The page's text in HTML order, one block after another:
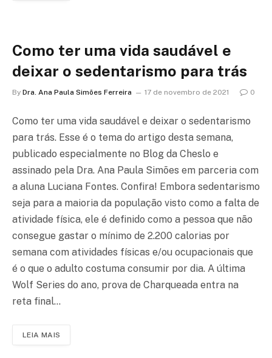
Como ter uma vida saudável e
deixar o sedentarismo para trás
By Dra. Ana Paula Simões Ferreira 17 de novembro de 2021 0
Como ter uma vida saudável e deixar o sedentarismo
para trás. Esse é o tema do artigo desta semana,
publicado especialmente no Blog da Cheslo e
assinado pela Dra. Ana Paula Simões em parceria com
a aluna Luciana Fontes. Confira! Embora sedentarismo
seja para a maioria da população visto como a falta de
atividade física, ele é definido como a pessoa que não
consegue gastar o mínimo de 2.200 calorias por
semana com atividades físicas e/ou ocupacionais que
é o que o adulto costuma consumir por dia. A última
Wolf Series do ano, prova de Charqueada entra na
reta final…
LEIA MAIS